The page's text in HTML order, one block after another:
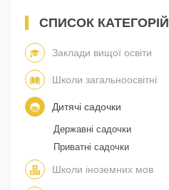
СПИСОК КАТЕГОРІЙ
Заклади вищої освіти
Школи загальноосвітні
Дитячі садочки
Державні садочки
Приватні садочки
Школи іноземних мов